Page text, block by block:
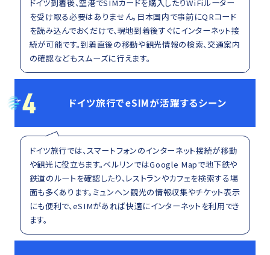
ドイツ到着後、空港でSIMカードを購入したりWiFiルーター
を受け取る必要はありません。日本国内で事前にQRコード
を読み込んでおくだけで、現地到着後すぐにインターネット接
続が可能です。到着直後の移動や観光情報の検索、交通案内
の確認などもスムーズに行えます。
4 ドイツ旅行でeSIMが活躍するシーン
ドイツ旅行では、スマートフォンのインターネット接続が移動
や観光に役立ちます。ベルリンではGoogle Mapで地下鉄や
鉄道のルートを確認したり、レストランやカフェを検索する場
面も多くあります。ミュンヘン観光の情報収集やチケット表示
にも便利で、eSIMがあれば快適にインターネットを利用でき
ます。